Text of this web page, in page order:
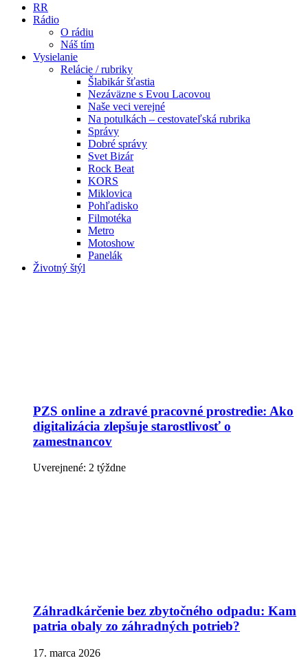
RR
Rádio
O rádiu
Náš tím
Vysielanie
Relácie / rubriky
Šlabikár šťastia
Nezáväzne s Evou Lacovou
Naše veci verejné
Na potulkách – cestovateľská rubrika
Správy
Dobré správy
Svet Bizár
Rock Beat
KORS
Miklovica
Pohľadisko
Filmotéka
Metro
Motoshow
Panelák
Životný štýl
PZS online a zdravé pracovné prostredie: Ako
digitalizácia zlepšuje starostlivosť o
zamestnancov
Uverejnené: 2 týždne
Záhradkárčenie bez zbytočného odpadu: Kam
patria obaly zo záhradných potrieb?
17. marca 2026